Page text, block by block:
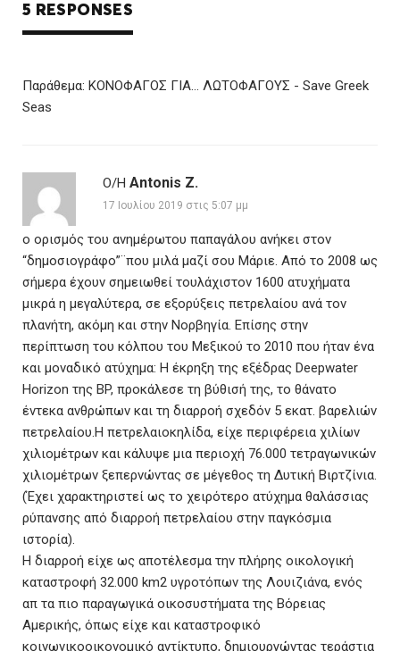
5 RESPONSES
Παράθεμα: ΚΟΝΟΦΑΓΟΣ ΓΙΑ… ΛΩΤΟΦΑΓΟΥΣ - Save Greek
Seas
Ο/Η Antonis Z.
17 Ιουλίου 2019 στις 5:07 μμ
ο ορισμός του ανημέρωτου παπαγάλου ανήκει στον
“δημοσιογράφο”¨που μιλά μαζί σου Μάριε. Από το 2008 ως
σήμερα έχουν σημειωθεί τουλάχιστον 1600 ατυχήματα
μικρά η μεγαλύτερα, σε εξορύξεις πετρελαίου ανά τον
πλανήτη, ακόμη και στην Νορβηγία. Επίσης στην
περίπτωση του κόλπου του Μεξικού το 2010 που ήταν ένα
και μοναδικό ατύχημα: Η έκρηξη της εξέδρας Deepwater
Horizon της BP, προκάλεσε τη βύθισή της, το θάνατο
έντεκα ανθρώπων και τη διαρροή σχεδόν 5 εκατ. βαρελιών
πετρελαίου.Η πετρελαιοκηλίδα, είχε περιφέρεια χιλίων
χιλιομέτρων και κάλυψε μια περιοχή 76.000 τετραγωνικών
χιλιομέτρων ξεπερνώντας σε μέγεθος τη Δυτική Βιρτζίνια.
(Έχει χαρακτηριστεί ως το χειρότερο ατύχημα θαλάσσιας
ρύπανσης από διαρροή πετρελαίου στην παγκόσμια
ιστορία).
Η διαρροή είχε ως αποτέλεσμα την πλήρης οικολογική
καταστροφή 32.000 km2 υγροτόπων της Λουιζιάνα, ενός
απ τα πιο παραγωγικά οικοσυστήματα της Βόρειας
Αμερικής, όπως είχε και καταστροφικό
κοινωνικοοικονομικό αντίκτυπο, δημιουργώντας τεράστια